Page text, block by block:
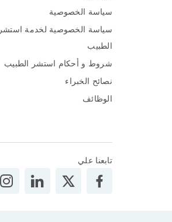
سياسة الخصوصية
سياسة الخصوصية لخدمة استشر
الطبيب
شروط و أحكام استشر الطبيب
نصائح الخبراء
الوظائف
تابعنا علي